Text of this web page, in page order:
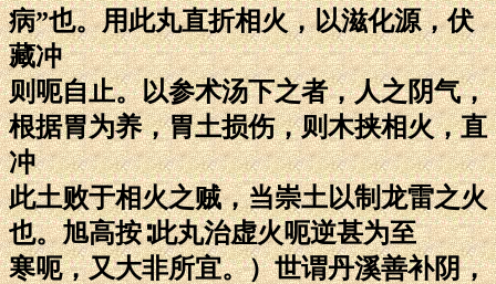
病”也。用此丸直折相火，以滋化源，伏
藏冲
则呃自止。以参术汤下之者，人之阴气，
根据胃为养，胃土损伤，则木挟相火，直
冲
此土败于相火之贼，当崇土以制龙雷之火
也。旭高按∶此丸治虚火呃逆甚为至
寒呃，又大非所宜。）世谓丹溪善补阴，